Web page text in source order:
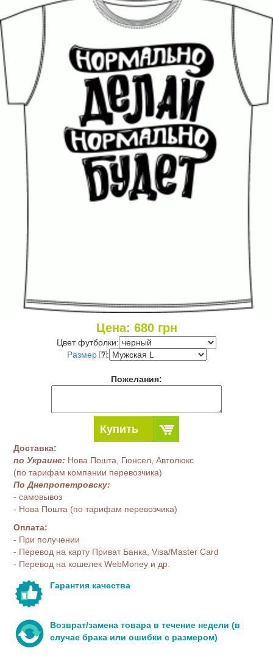
Цена: 680грн
Цвет футболки:
Размер
:
Пожелания:
Купить
Доставка:
по Украине: Нова Пошта, Гюнсел, Автолюкс
(по тарифам компании перевозчика)
По Днепропетровску:
- самовывоз
- Нова Пошта (по тарифам перевозчика)
Оплата:
- При получении
- Перевод на карту Приват Банка, Visa/Master Card
- Перевод на кошелек WebMoney и др.
Гарантия качества
Возврат/замена товара в течение недели (в
случае брака или ошибки с размером)